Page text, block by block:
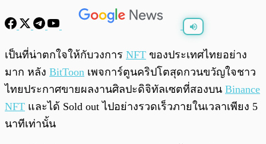
พร้อมเล่น 0:00 0:00
เป็นที่น่าตกใจให้กับวงการ NFT ของประเทศไทยอย่าง
มาก หลัง BitToon เพจการ์ตูนคริปโตสุดกวนขวัญใจชาว
ไทยประกาศขายผลงานศิลปะดิจิทัลเซตที่สองบน Binance
NFT และได้ Sold out ไปอย่างรวดเร็วภายในเวลาเพียง 5
นาทีเท่านั้น